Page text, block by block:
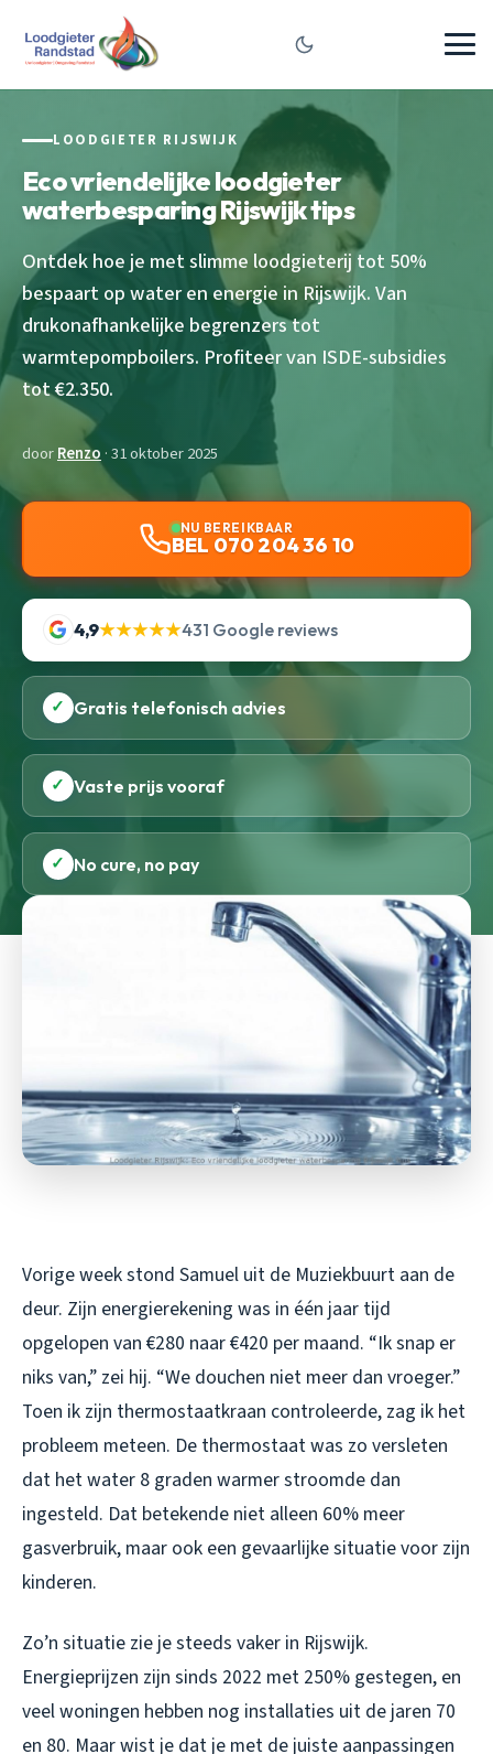
LOODGIETER RIJSWIJK
Eco vriendelijke loodgieter
waterbesparing Rijswijk tips
Ontdek hoe je met slimme loodgieterij tot 50%
bespaart op water en energie in Rijswijk. Van
drukonafhankelijke begrenzers tot
warmtepompboilers. Profiteer van ISDE-subsidies
tot €2.350.
doorRenzo · 31 oktober 2025
NU BEREIKBAAR
BEL 070 204 36 10
4,9★★★★★431 Google reviews
✓ Gratis telefonisch advies
✓ Vaste prijs vooraf
✓ No cure, no pay
Vorige week stond Samuel uit de Muziekbuurt aan de
deur. Zijn energierekening was in één jaar tijd
opgelopen van €280 naar €420 per maand. “Ik snap er
niks van,” zei hij. “We douchen niet meer dan vroeger.”
Toen ik zijn thermostaatkraan controleerde, zag ik het
probleem meteen. De thermostaat was zo versleten
dat het water 8 graden warmer stroomde dan
ingesteld. Dat betekende niet alleen 60% meer
gasverbruik, maar ook een gevaarlijke situatie voor zijn
kinderen.
Zo’n situatie zie je steeds vaker in Rijswijk.
Energieprijzen zijn sinds 2022 met 250% gestegen, en
veel woningen hebben nog installaties uit de jaren 70
en 80. Maar wist je dat je met de juiste aanpassingen